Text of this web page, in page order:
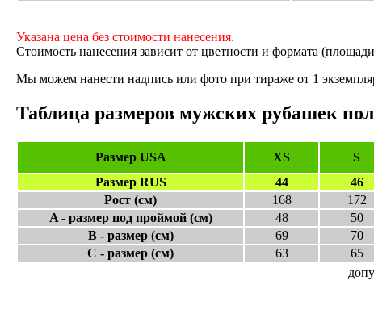
Указана цена без стоимости нанесения.
Стоимость нанесения зависит от цветности и формата
Мы можем нанести надпись или фото при тираже от 1
Таблица размеров мужских рубашек
Размер USA XS S
Размер RUS
44 46
Рост (см)
168 172
A - размер под проймой (см)
48 50
B - размер (см)
69 70
C - размер (см)
63 65